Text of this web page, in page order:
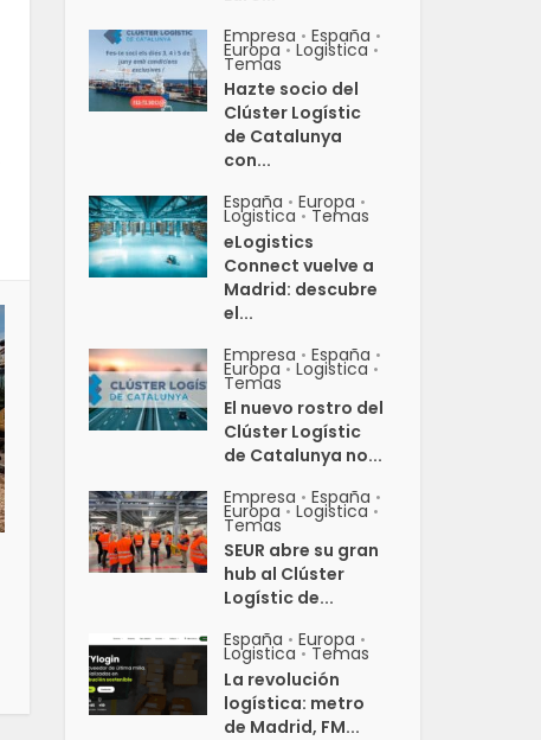
Empresa • España •
Europa • Logistica •
Temas
Hazte socio del
Clúster Logístic
de Catalunya
con...
España • Europa •
Logistica • Temas
eLogistics
Connect vuelve a
Madrid: descubre
el...
Empresa • España •
Europa • Logistica •
Temas
El nuevo rostro del
Clúster Logístic
de Catalunya no...
Empresa • España •
Europa • Logistica •
Temas
SEUR abre su gran
hub al Clúster
Logístic de...
España • Europa •
Logistica • Temas
La revolución
logística: metro
de Madrid, FM...